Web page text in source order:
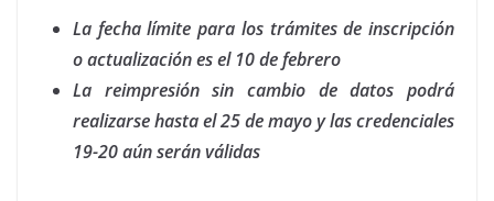
La fecha límite para los trámites de inscripción
o actualización es el 10 de febrero
La reimpresión sin cambio de datos podrá
realizarse hasta el 25 de mayo y las credenciales
19-20 aún serán válidas